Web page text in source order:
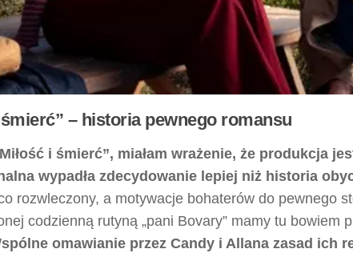
– historia pewnego romansu
i śmierć”, miałam wrażenie, że produkcja
wypadła zdecydowanie lepiej niż historia
rozwleczony, a motywacje bohaterów do pewnego
codzienną rutyną „pani Bovary” mamy tu bowiem
omawianie przez Candy i Allana zasad ich